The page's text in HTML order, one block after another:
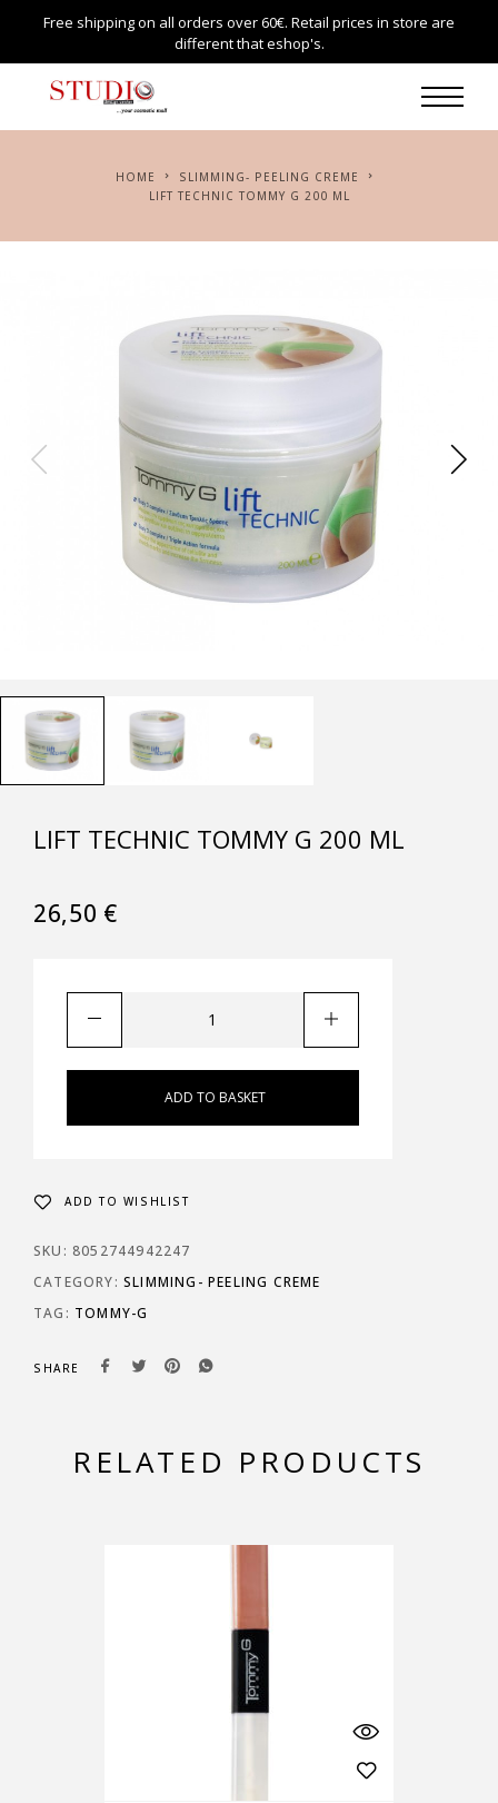
Free shipping on all orders over 60€. Retail prices in store are
different that eshop's.
HOME
SLIMMING- PEELING CREME
LIFT TECHNIC TOMMY G 200 ML
LIFT TECHNIC TOMMY G 200 ML
26,50 €
ADD TO BASKET
ADD TO WISHLIST
SKU: 8052744942247
CATEGORY: SLIMMING- PEELING CREME
TAG: TOMMY-G
SHARE
RELATED PRODUCTS